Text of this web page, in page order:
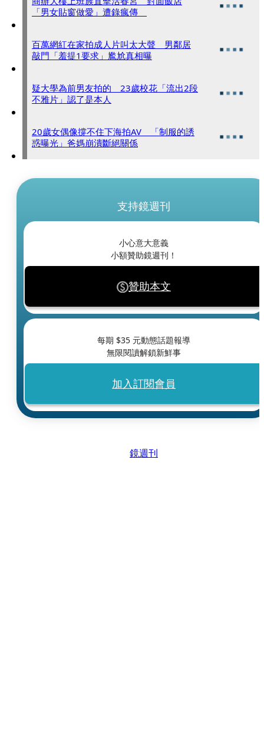
「男女貼窗做愛」遭錄瘋傳
百萬網紅在家拍成人片叫太大聲 男鄰居
敲門「羞提1要求」尷尬真相曝
疑大學為前男友拍的 23歲校花「流出2段
不雅片」認了是本人
20歲女偶像撐不住下海拍AV 「制服的誘
惑曝光」爸媽崩潰斷絕關係
支持鏡週刊
小心意大意義
小額贊助鏡週刊！
贊助本文
每期 $35 元動態話題報導
無限閱讀解鎖新鮮事
加入訂閱會員
鏡週刊